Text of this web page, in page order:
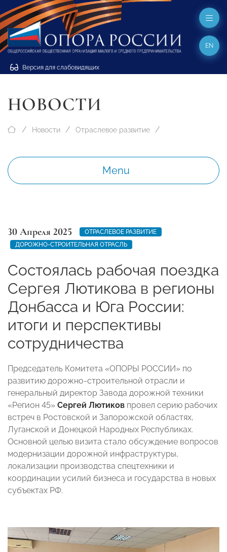
Версия для слабовидящих
EN
НОВОСТИ
Новости Отраслевое развитие
Menu
30 Апреля 2025
ОТРАСЛЕВОЕ РАЗВИТИЕ
ДОРОЖНО-СТРОИТЕЛЬНАЯ ОТРАСЛЬ
Состоялась рабочая поездка
Сергея Лютикова в регионы
Донбасса и Юга России:
итоги и перспективы
сотрудничества
Председатель Комитета «ОПОРЫ РОССИИ» по
развитию дорожно-строительной отрасли и
генеральный директор Завода дорожной техники
«Регион 45» Сергей Лютиков провел серию рабочих
встреч в Ростовской и Запорожской областях,
Луганской и Донецкой Народных Республиках.
Основной целью визита стало обсуждение вопросов
модернизации дорожной инфраструктуры,
локализации производства спецтехники и
координации усилий бизнеса и государства в новых
субъектах РФ.